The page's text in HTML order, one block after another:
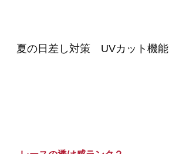
夏の日差し対策 UVカット機能